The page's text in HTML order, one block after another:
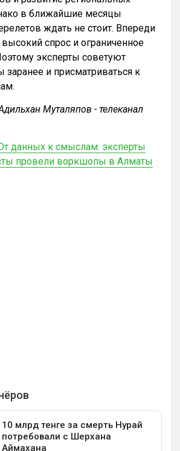
в ближайшие месяцы
ждать не стоит. Впереди
высокий спрос и ограниченное
эксперты советуют
заранее и присматриваться к
Муталяпов - телеканал
данных к смыслам: эксперты
провели воркшопы в Алматы